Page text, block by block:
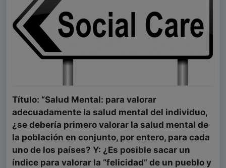
Título: “Salud Mental: para valorar
adecuadamente la salud mental del individuo,
¿se debería primero valorar la salud mental de
la población en conjunto, por entero, para cada
uno de los países? Y: ¿Es posible sacar un
índice para valorar la “felicidad” de un pueblo y